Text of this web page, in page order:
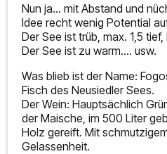
Nun ja... mit Abstand und
Idee recht wenig Potential
Der See ist trüb, max. 1,5
Der See ist zu warm.... usw.
Was blieb ist der Name:
Fisch des Neusiedler Sees.
Der Wein: Hauptsächlich
der Maische, im 500 Liter
Holz gereift. Mit
Gelassenheit.